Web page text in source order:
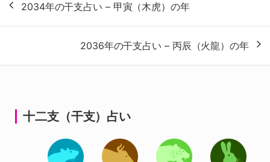
稿
ナ
ゲ
2034年の干支占い – 甲寅（木虎）の年
2036年の干支占い – 丙辰（火龍）の年
十二支（干支）占い